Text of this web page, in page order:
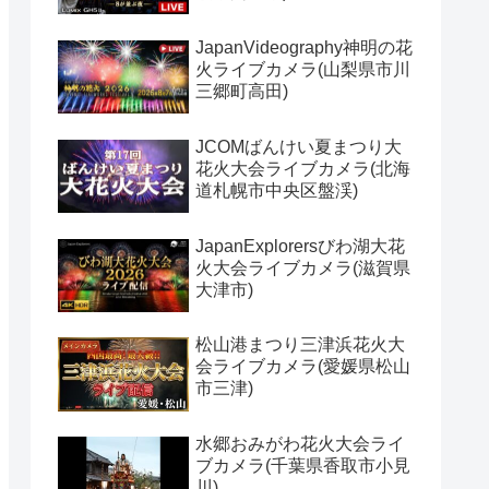
JapanVideography神明の花
火ライブカメラ(山梨県市川
三郷町高田)
JCOMばんけい夏まつり大
花火大会ライブカメラ(北海
道札幌市中央区盤渓)
JapanExplorersびわ湖大花
火大会ライブカメラ(滋賀県
大津市)
松山港まつり三津浜花火大
会ライブカメラ(愛媛県松山
市三津)
水郷おみがわ花火大会ライ
ブカメラ(千葉県香取市小見